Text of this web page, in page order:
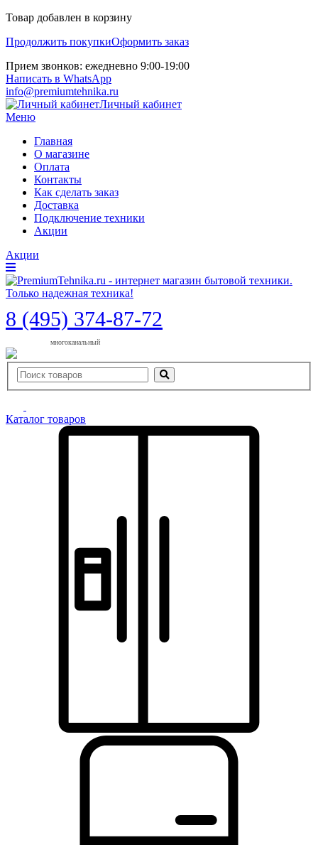
Товар добавлен в корзину
Продолжить покупкиОформить заказ
Прием звонков: ежедневно 9:00-19:00
Написать в WhatsApp
info@premiumtehnika.ru
Личный кабинет
Меню
Главная
О магазине
Оплата
Контакты
Как сделать заказ
Доставка
Подключение техники
Акции
Акции
8 (495) 374-87-72
многоканальный
Каталог товаров